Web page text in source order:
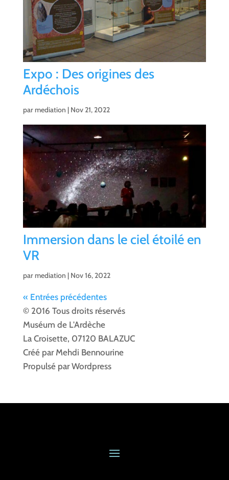
Expo : Des origines des
Ardéchois
parmediation | Nov 21, 2022
Immersion dans le ciel étoilé en
VR
parmediation | Nov 16, 2022
« Entrées précédentes
© 2016 Tous droits réservés
Muséum de L'Ardèche
La Croisette, 07120 BALAZUC
Créé par Mehdi Bennourine
Propulsé par Wordpress